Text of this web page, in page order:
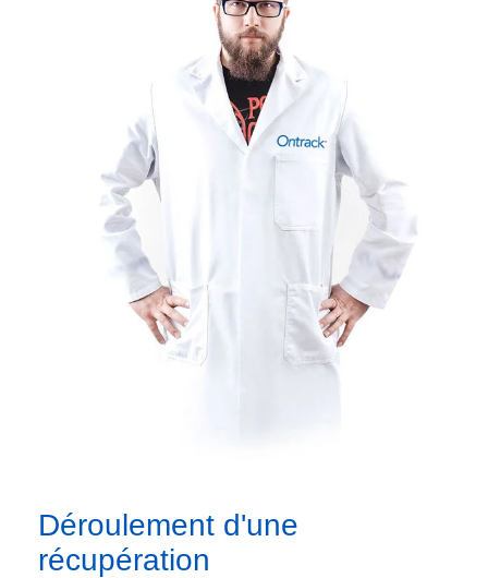
Déroulement d'une
récupération